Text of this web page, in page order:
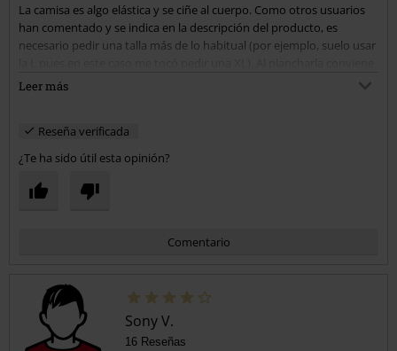
Enviar comentario
La camisa es algo elástica y se ciñe al cuerpo. Como otros usuarios
han comentado y se indica en la descripción del producto, es
necesario pedir una talla más de lo habitual (por ejemplo, suelo usar
no insistir mucho en la parte de los ribetes blancos porque es muy
Leer más
Reseña verificada
¿Te ha sido útil esta opinión?
Comentario
Sony V.
16 Reseñas